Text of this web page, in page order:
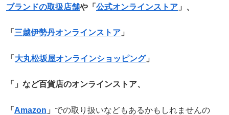
ブランドの取扱店舗や「 公式オンラインストア 」、
「 三越伊勢丹オンラインストア 」
「 大丸松坂屋オンラインショッピング」
「」など百貨店のオンラインストア、
「 Amazon 」 での取り扱いなどもあるかもしれませんの